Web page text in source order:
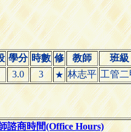
學分 時數 修 教師
班級
3.0 3 ★ 林志平 工管二
諮商時間(Office Hours)